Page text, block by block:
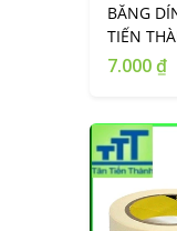
BĂNG
TIẾN
7.000 ₫